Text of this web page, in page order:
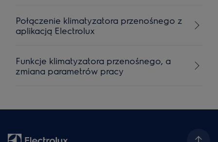
Połączenie klimatyzatora przenośnego z
aplikacją Electrolux
Funkcje klimatyzatora przenośnego, a
zmiana parametrów pracy